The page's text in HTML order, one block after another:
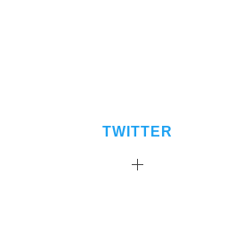
TWITTER